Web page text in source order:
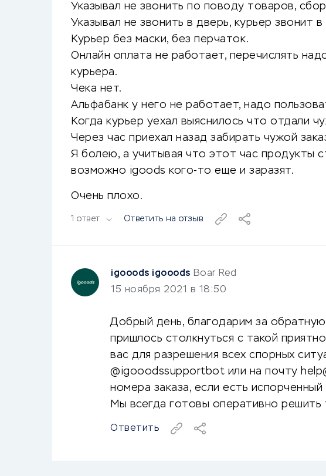
Указывал не звонить по поводу товаров,
Указывал не звонить в дверь, курьер звонит в
Курьер без маски, без перчаток.
Онлайн оплата не работает, перечислять
курьера.
Чека нет.
Альфабанк у него не работает, надо
Когда курьер уехал выяснилось что отдали
Через час приехал назад забирать чужой
Я болею, а учитывая что этот час продукты
возможно igoods кого-то еще и заразят.
Очень плохо.
1 ответ Ответить на отзыв
igooods igooods Boar Red
15 ноября 2021 в 18:50
Добрый день, благодарим за
пришлось столкнуться с такой
вас для разрешения всех спорных
@igooodssupportbot или на почту
номера заказа, если есть
Мы всегда готовы оперативно
Ответить